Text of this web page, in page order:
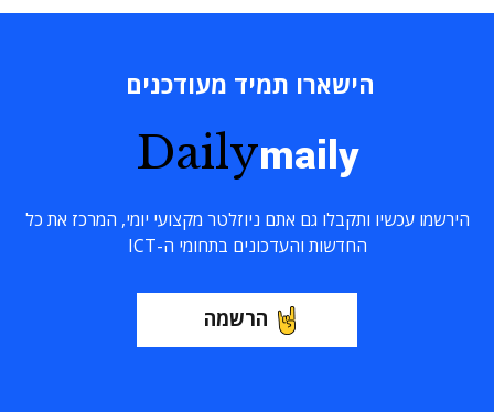
הישארו תמיד מעודכנים
Dailymaily
הירשמו עכשיו ותקבלו גם אתם ניוזלטר מקצועי יומי, המרכז את כל
החדשות והעדכונים בתחומי ה-ICT
הרשמה